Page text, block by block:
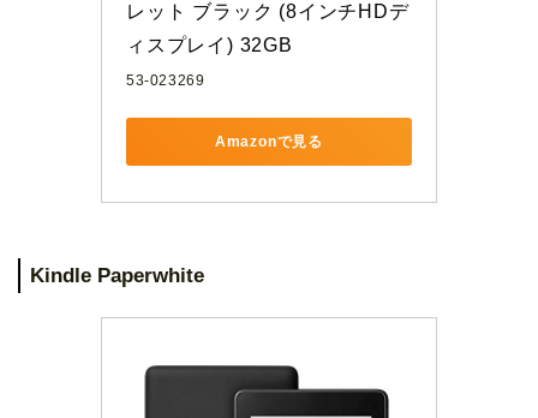
レット ブラック (8インチHDデ
ィスプレイ) 32GB
53-023269
Amazonで見る
Kindle Paperwhite